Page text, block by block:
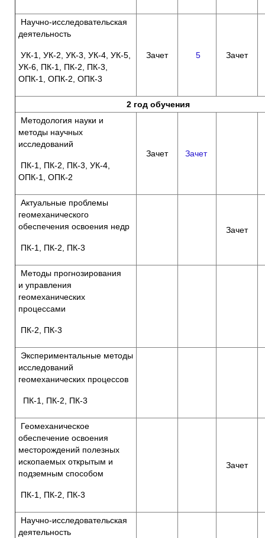
Научно-исследовательская
деятельность
УК-1, УК-2, УК-3, УК-4, УК-5,
УК-6, ПК-1, ПК-2, ПК-3,
ОПК-1, ОПК-2, ОПК-3
Зачет 5 Зачет
2 год обучения
Методология науки и
методы научных
исследований
ПК-1, ПК-2, ПК-3, УК-4,
ОПК-1, ОПК-2
Зачет Зачет
Актуальные проблемы
геомеханического
обеспечения освоения недр
ПК-1, ПК-2, ПК-3
Зачет
Методы прогнозирования
и управления
геомеханических
процессами
ПК-2, ПК-3
Экспериментальные методы
исследований
геомеханических процессов
ПК-1, ПК-2, ПК-3
Геомеханическое
обеспечение освоения
месторождений полезных
ископаемых открытым и
подземным способом
ПК-1, ПК-2, ПК-3
Зачет
Научно-исследовательская
деятельность